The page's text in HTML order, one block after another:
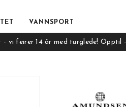
VANNSPORT
- vi feirer 14 år med turglede! Opptil